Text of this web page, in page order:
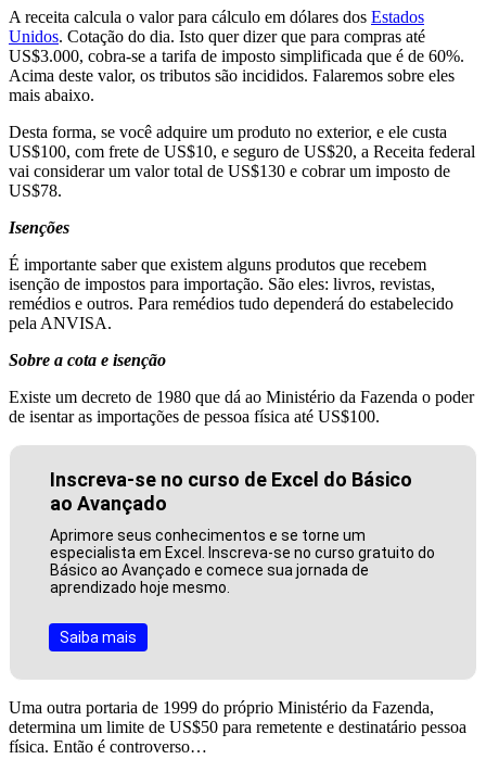
A receita calcula o valor para cálculo em dólares dos Estados
Unidos. Cotação do dia. Isto quer dizer que para compras até
US$3.000, cobra-se a tarifa de imposto simplificada que é de 60%.
Acima deste valor, os tributos são incididos. Falaremos sobre eles
mais abaixo.
Desta forma, se você adquire um produto no exterior, e ele custa
US$100, com frete de US$10, e seguro de US$20, a Receita federal
vai considerar um valor total de US$130 e cobrar um imposto de
US$78.
Isenções
É importante saber que existem alguns produtos que recebem
isenção de impostos para importação. São eles: livros, revistas,
remédios e outros. Para remédios tudo dependerá do estabelecido
pela ANVISA.
Sobre a cota e isenção
Existe um decreto de 1980 que dá ao Ministério da Fazenda o poder
de isentar as importações de pessoa física até US$100.
Inscreva-se no curso de Excel do Básico
ao Avançado
Aprimore seus conhecimentos e se torne um
especialista em Excel. Inscreva-se no curso gratuito do
Básico ao Avançado e comece sua jornada de
aprendizado hoje mesmo.
Saiba mais
Uma outra portaria de 1999 do próprio Ministério da Fazenda,
determina um limite de US$50 para remetente e destinatário pessoa
física. Então é controverso…